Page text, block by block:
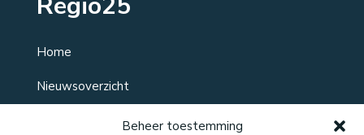
Beheer toestemming
Home
Nieuwsoverzicht